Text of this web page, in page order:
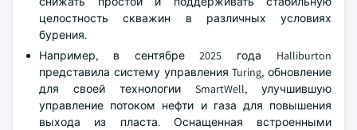
целостность скважин в различных условиях
бурения.
Например, в сентябре 2025 года Halliburton
представила систему управления Turing, обновление
для своей технологии SmartWell, улучшившую
управление потоком нефти и газа для повышения
выхода из пласта. Оснащенная встроенными